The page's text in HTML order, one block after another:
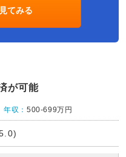
てみる
が可能
年収：500-699万円